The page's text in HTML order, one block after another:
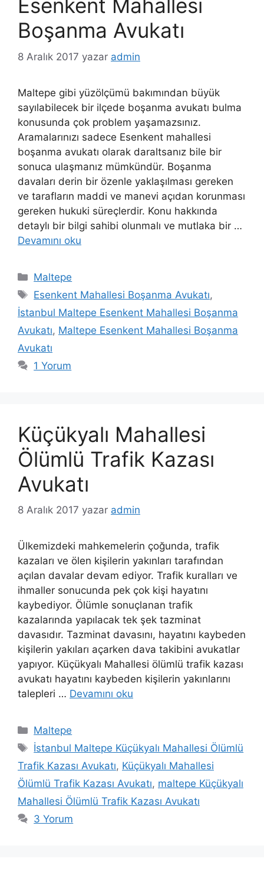
Esenkent Mahallesi
Boşanma Avukatı
8 Aralık 2017 yazar admin
Maltepe gibi yüzölçümü bakımından büyük
sayılabilecek bir ilçede boşanma avukatı bulma
konusunda çok problem yaşamazsınız.
Aramalarınızı sadece Esenkent mahallesi
boşanma avukatı olarak daraltsanız bile bir
sonuca ulaşmanız mümkündür. Boşanma
davaları derin bir özenle yaklaşılması gereken
ve tarafların maddi ve manevi açıdan korunması
gereken hukuki süreçlerdir. Konu hakkında
detaylı bir bilgi sahibi olunmalı ve mutlaka bir …
Devamını oku
Kategoriler
Maltepe
Etiketler
Esenkent Mahallesi Boşanma Avukatı,
İstanbul Maltepe Esenkent Mahallesi Boşanma
Avukatı, Maltepe Esenkent Mahallesi Boşanma
Avukatı
1 Yorum
Küçükyalı Mahallesi
Ölümlü Trafik Kazası
Avukatı
8 Aralık 2017 yazar admin
Ülkemizdeki mahkemelerin çoğunda, trafik
kazaları ve ölen kişilerin yakınları tarafından
açılan davalar devam ediyor. Trafik kuralları ve
ihmaller sonucunda pek çok kişi hayatını
kaybediyor. Ölümle sonuçlanan trafik
kazalarında yapılacak tek şek tazminat
davasıdır. Tazminat davasını, hayatını kaybeden
kişilerin yakıları açarken dava takibini avukatlar
yapıyor. Küçükyalı Mahallesi ölümlü trafik kazası
avukatı hayatını kaybeden kişilerin yakınlarını
talepleri … Devamını oku
Kategoriler
Maltepe
Etiketler
İstanbul Maltepe Küçükyalı Mahallesi Ölümlü
Trafik Kazası Avukatı, Küçükyalı Mahallesi
Ölümlü Trafik Kazası Avukatı, maltepe Küçükyalı
Mahallesi Ölümlü Trafik Kazası Avukatı
3 Yorum